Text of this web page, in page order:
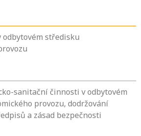
středisku
sanitační činnosti v odbytovém
provozu, dodržování
a zásad bezpečnosti